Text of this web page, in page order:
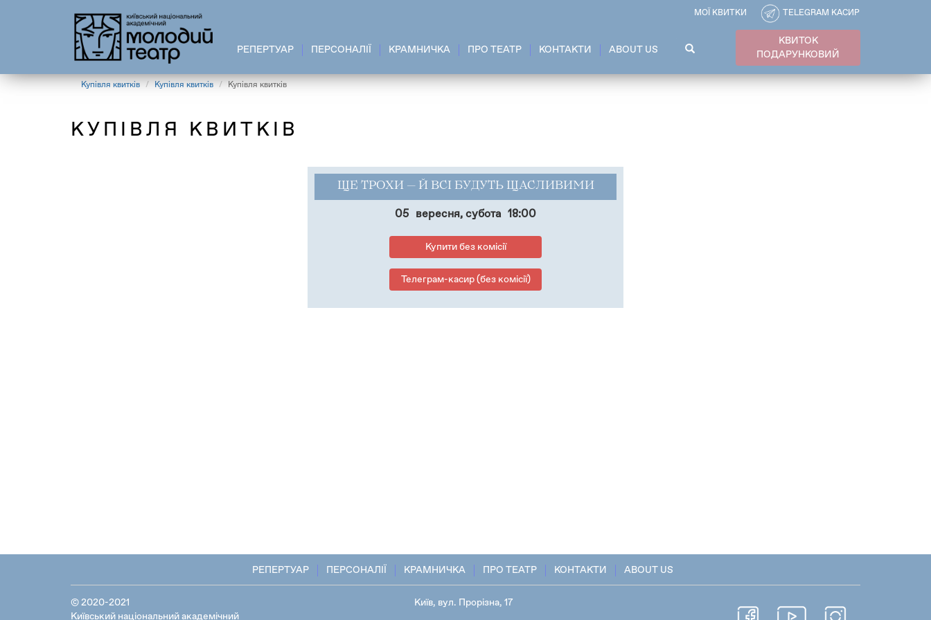
РЕПЕРТУАР ПЕРСОНАЛІЇ КРАМНИЧКА ПРО ТЕАТР КОНТАКТИ ABOUT US
ПОШУКОВА
ФОРМА
КВИТОК
ПОДАРУНКОВИЙ
МОЇ КВИТКИ TELEGRAM КАСИР
Купівля квитків Купівля квитків Купівля квитків
КУПІВЛЯ КВИТКІВ
ЩЕ ТРОХИ — Й ВСІ БУДУТЬ ЩАСЛИВИМИ
05 вересня, субота 18:00
Купити без комісії
Телеграм-касир (без комісії)
РЕПЕРТУАР ПЕРСОНАЛІЇ КРАМНИЧКА ПРО ТЕАТР КОНТАКТИ ABOUT US
© 2020-2021
Київський національний академічний
Київ, вул. Прорізна, 17